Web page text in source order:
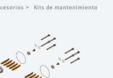
> Kits de mantenimiento